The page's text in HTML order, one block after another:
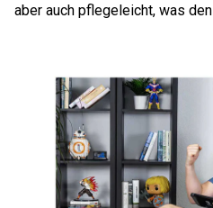
aber auch pflegeleicht, was